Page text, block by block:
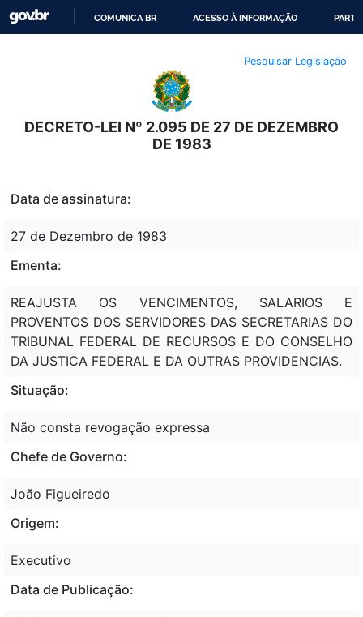
O
CONTEÚDO
COMUNICA BR ACESSO À INFORMAÇÃO
Pesquisar Legislação
DECRETO-LEI Nº 2.095 DE 27 DE DEZEMBRO
DE 1983
Data de assinatura:
27 de Dezembro de 1983
Ementa:
REAJUSTA OS VENCIMENTOS, SALARIOS E
PROVENTOS DOS SERVIDORES DAS SECRETARIAS DO
TRIBUNAL FEDERAL DE RECURSOS E DO CONSELHO
DA JUSTICA FEDERAL E DA OUTRAS PROVIDENCIAS.
Situação:
Não consta revogação expressa
Chefe de Governo:
João Figueiredo
Origem:
Executivo
Data de Publicação: